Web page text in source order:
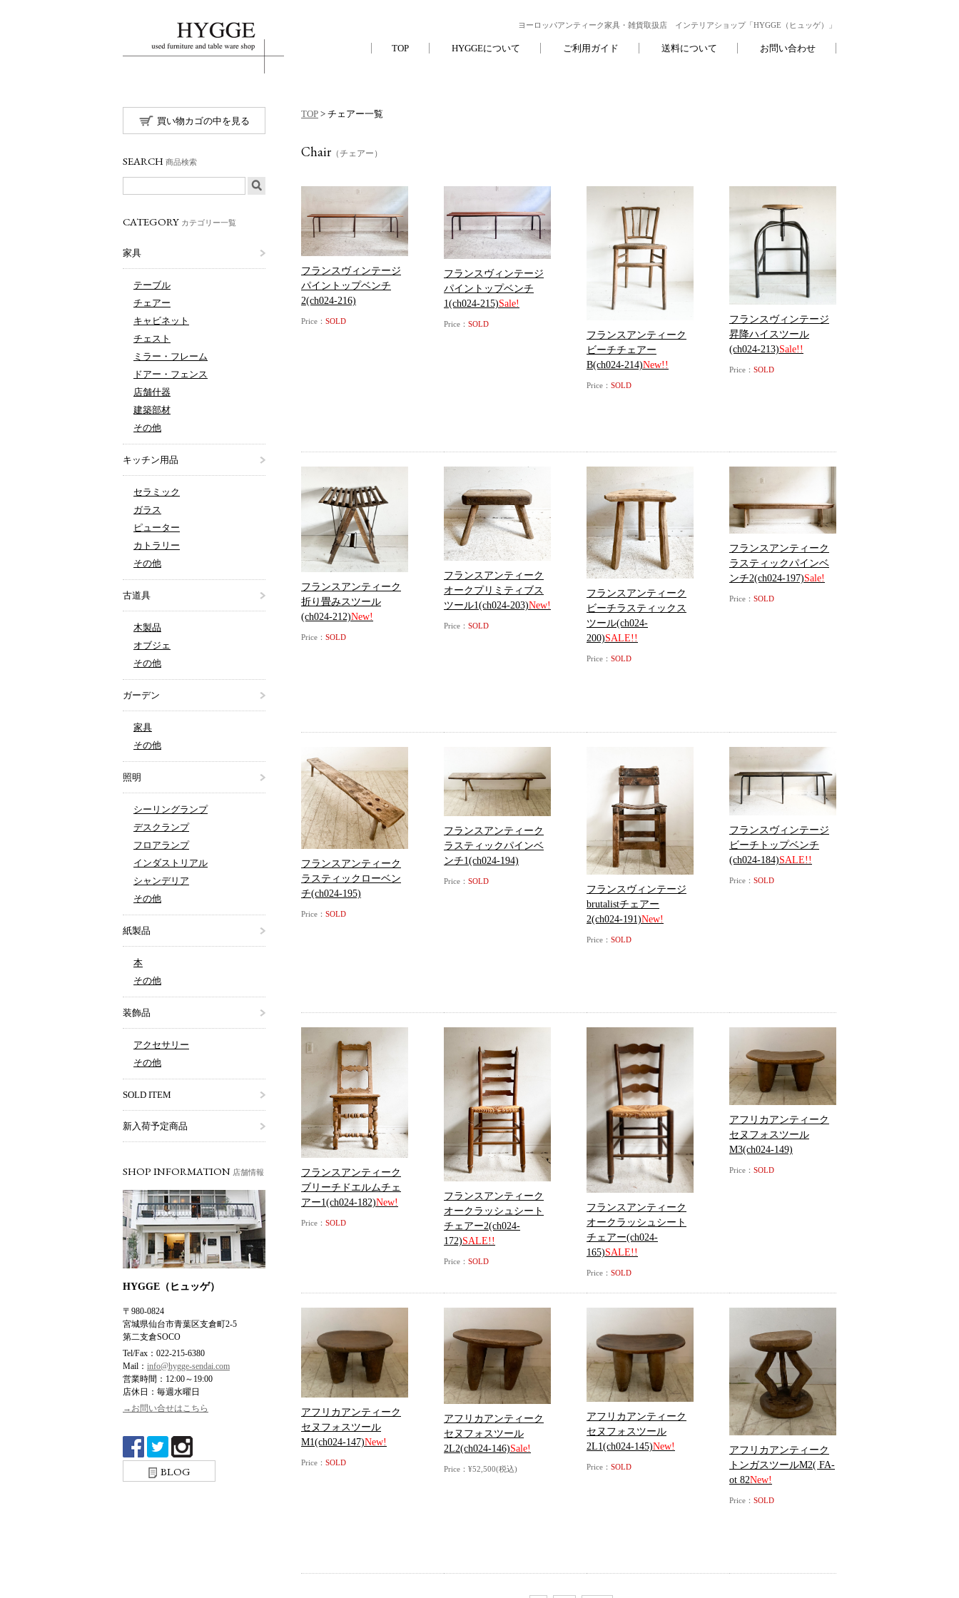
ヨーロッパアンティーク家具・雑貨取扱店 インテリアショップ「HYGGE（ヒュッゲ）」
TOP HYGGEについて ご利用ガイド 送料について お問い合わせ
TOP > チェアー一覧
Chair （チェアー）
フランスヴィンテージ
パイントップベンチ
2(ch024-216)
Price： SOLD
フランスヴィンテージ
パイントップベンチ
1(ch024-215)Sale!
Price： SOLD
フランスアンティーク
ビーチチェアー
B(ch024-214)New!!
Price： SOLD
フランスヴィンテージ
昇降ハイスツール
(ch024-213)Sale!!
Price： SOLD
フランスアンティーク
折り畳みスツール
(ch024-212)New!
Price： SOLD
フランスアンティーク
オークプリミティブス
ツール1(ch024-203)New!
Price： SOLD
フランスアンティーク
ビーチラスティックス
ツール(ch024-
200)SALE!!
Price： SOLD
フランスアンティーク
ラスティックパインベ
ンチ2(ch024-197)Sale!
Price： SOLD
フランスアンティーク
ラスティックローベン
チ(ch024-195)
Price： SOLD
フランスアンティーク
ラスティックパインベ
ンチ1(ch024-194)
Price： SOLD
フランスヴィンテージ
brutalistチェアー
2(ch024-191)New!
Price： SOLD
フランスヴィンテージ
ビーチトップベンチ
(ch024-184)SALE!!
Price： SOLD
フランスアンティーク
ブリーチドエルムチェ
アー1(ch024-182)New!
Price： SOLD
フランスアンティーク
オークラッシュシート
チェアー2(ch024-
172)SALE!!
Price： SOLD
フランスアンティーク
オークラッシュシート
チェアー(ch024-
165)SALE!!
Price： SOLD
アフリカアンティーク
セヌフォスツール
M3(ch024-149)
Price： SOLD
アフリカアンティーク
セヌフォスツール
M1(ch024-147)New!
Price： SOLD
アフリカアンティーク
セヌフォスツール
2L2(ch024-146)Sale!
Price：¥52,500(税込)
アフリカアンティーク
セヌフォスツール
2L1(ch024-145)New!
Price： SOLD
アフリカアンティーク
トンガスツールM2( FA-
ot 82New!
Price： SOLD
買い物カゴの中を見る
SEARCH 商品検索
CATEGORY カテゴリー一覧
家具
テーブル
チェアー
キャビネット
チェスト
ミラー・フレーム
ドアー・フェンス
店舗什器
建築部材
その他
キッチン用品
セラミック
ガラス
ピューター
カトラリー
その他
古道具
木製品
オブジェ
その他
ガーデン
家具
その他
照明
シーリングランプ
デスクランプ
フロアランプ
インダストリアル
シャンデリア
その他
紙製品
本
その他
装飾品
アクセサリー
その他
SOLD ITEM
新入荷予定商品
SHOP INFORMATION 店舗情報
HYGGE（ヒュッゲ）
〒980-0824
宮城県仙台市青葉区支倉町2-5
第二支倉SOCO
Tel/Fax：022-215-6380
Mail： info@hygge-sendai.com
営業時間：12:00～19:00
店休日：毎週水曜日
→お問い合せはこちら
BLOG